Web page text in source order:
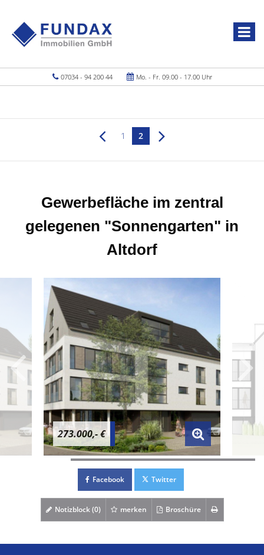
07034 - 94 200 44 Mo. - Fr. 09.00 - 17.00 Uhr
1 2
Gewerbefläche im zentral
gelegenen "Sonnengarten" in
Altdorf
273.000,- €
Facebook Twitter
Notizblock (0) merken Broschüre